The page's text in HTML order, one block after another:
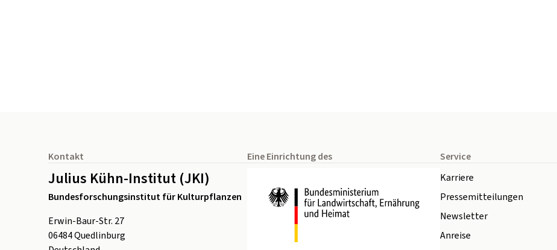
Kontakt
Julius Kühn-Institut (JKI)
Bundesforschungsinstitut für Kulturpflanzen
Erwin-Baur-Str. 27
06484Quedlinburg
Eine Einrichtung des
Service
Karriere
Pressemitteilungen
Newsletter
Anreise